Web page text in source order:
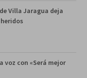
Villa Jaragua deja
voz con «Será mejor